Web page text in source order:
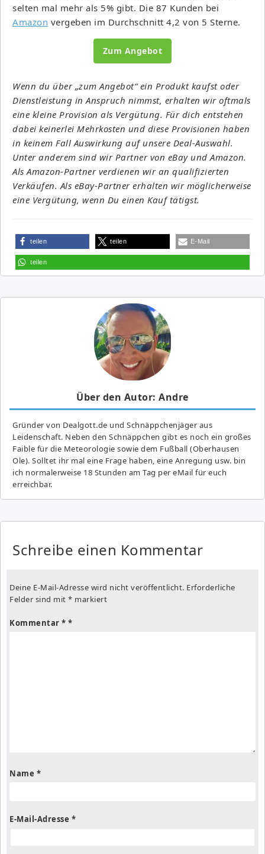
selten mal mehr als 5% gibt. Die 87 Kunden bei
Amazon vergeben im Durchschnitt 4,2 von 5 Sterne.
Zum Angebot
Wenn du über „zum Angebot“ ein Produkt kaufst oder
Dienstleistung in Anspruch nimmst, erhalten wir oftmals
eine kleine Provision als Vergütung. Für dich entstehen
dabei keinerlei Mehrkosten und diese Provisionen haben
in keinem Fall Auswirkung auf unsere Deal-Auswahl.
Unter anderem sind wir Partner von eBay und Amazon.
Als Amazon-Partner verdienen wir an qualifizierten
Verkäufen. Als eBay-Partner erhalten wir möglicherweise
eine Vergütung, wenn Du einen Kauf tätigst.
teilen teilen E-Mail
teilen
Über den Autor: Andre
Gründer von Dealgott.de und Schnäppchenjäger aus
Leidenschaft. Neben den Schnäppchen gibt es noch ein großes
Fai­ble für die Meteorologie sowie dem Fußball (Oberhausen
Ole). Solltet ihr mal eine Frage haben, eine Anregung usw. bin
ich normalerweise 18 Stunden am Tag per eMail für euch
erreichbar.
Schreibe einen Kommentar
Deine E-Mail-Adresse wird nicht veröffentlicht. Erforderliche
Felder sind mit * markiert
Kommentar *
Name *
E-Mail-Adresse *